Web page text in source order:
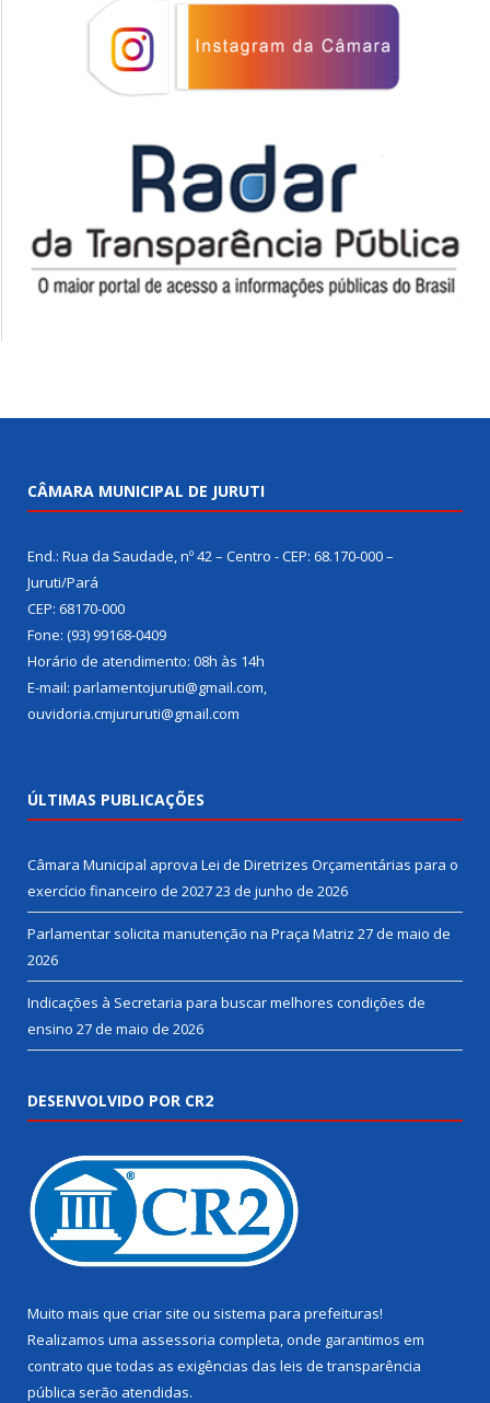
CÂMARA MUNICIPAL DE JURUTI
End.: Rua da Saudade, nº 42 – Centro - CEP: 68.170-000 –
Juruti/Pará
CEP: 68170-000
Fone: (93) 99168-0409
Horário de atendimento: 08h às 14h
E-mail: parlamentojuruti@gmail.com,
ouvidoria.cmjururuti@gmail.com
ÚLTIMAS PUBLICAÇÕES
Câmara Municipal aprova Lei de Diretrizes Orçamentárias para o
exercício financeiro de 202723 de junho de 2026
Parlamentar solicita manutenção na Praça Matriz 27 de maio de
2026
Indicações à Secretaria para buscar melhores condições de
ensino 27 de maio de 2026
DESENVOLVIDO POR CR2
Muito mais que criar site ou sistema para prefeituras!
Realizamos uma assessoria completa, onde garantimos em
contrato que todas as exigências das leis de transparência
pública serão atendidas.